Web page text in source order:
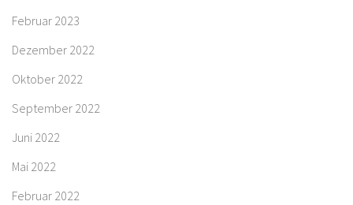
Februar 2023
Dezember 2022
Oktober 2022
September 2022
Juni 2022
Mai 2022
Februar 2022